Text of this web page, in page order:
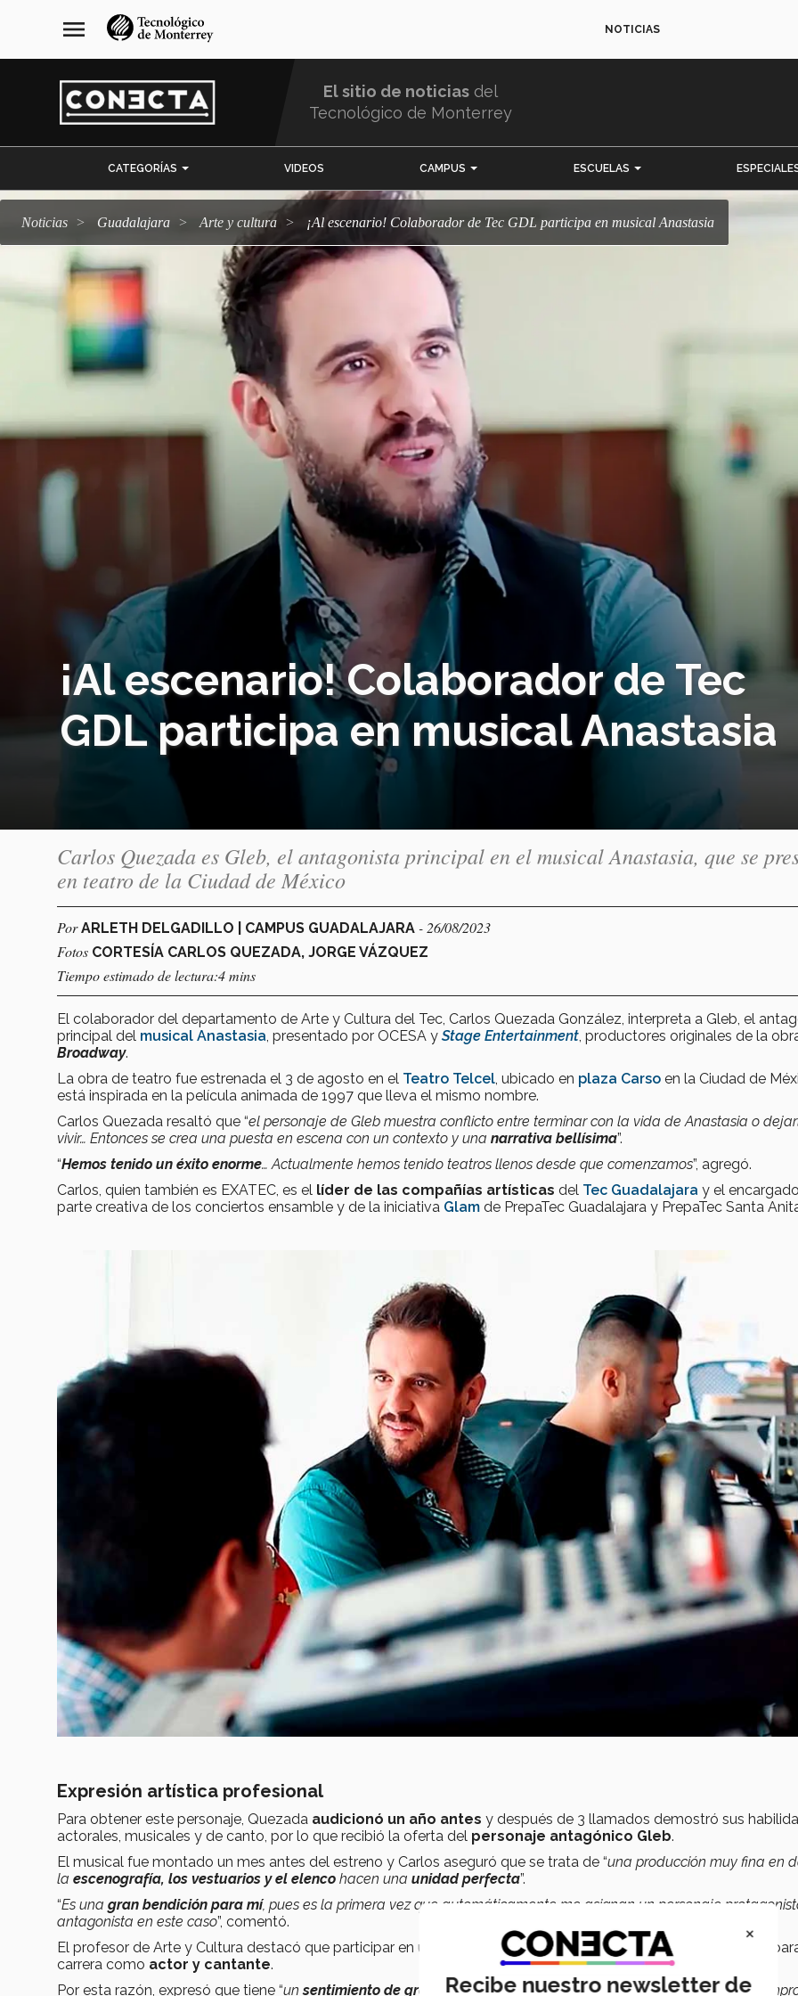
navegación
principal
menu NOTICIAS
El sitio de noticias del
Tecnológico de Monterrey
CATEGORÍAS VIDEOS CAMPUS ESCUELAS
Noticias Guadalajara arte y cultura ¡Al escenario! Colaborador de Tec GDL participa en musical Anastasia
¡Al escenario! Colaborador de Tec
GDL participa en musical Anastasia
Carlos Quezada es Gleb, el antagonista principal en el musical Anastasia, que se
en teatro de la Ciudad de México
PorARLETH DELGADILLO | CAMPUS GUADALAJARA - 26/08/2023
Fotos CORTESÍA CARLOS QUEZADA, JORGE VÁZQUEZ
Tiempo estimado de lectura:4 mins
El colaborador del departamento de Arte y Cultura del Tec, Carlos Quezada González, interpreta a Gleb, el
principal del musical Anastasia , presentado por OCESA y Stage Entertainment , productores originales de la
Broadway.
La obra de teatro fue estrenada el 3 de agosto en el Teatro Telcel , ubicado en plaza Carso en la Ciudad de
está inspirada en la película animada de 1997 que lleva el mismo nombre.
Carlos Quezada resaltó que “el personaje de Gleb muestra conflicto entre terminar con la vida de Anastasia o
vivir… Entonces se crea una puesta en escena con un contexto y una narrativa bellísima”.
“Hemos tenido un éxito enorme… Actualmente hemos tenido teatros llenos desde que comenzamos”, agregó.
Carlos, quien también es EXATEC, es el líder de las compañías artísticas del Tec Guadalajara y el
parte creativa de los conciertos ensamble y de la iniciativa Glam de PrepaTec Guadalajara y PrepaTec Santa
Expresión artística profesional
Para obtener este personaje, Quezada audicionó un año antes y después de 3 llamados demostró sus
actorales, musicales y de canto, por lo que recibió la oferta del personaje antagónico Gleb.
El musical fue montado un mes antes del estreno y Carlos aseguró que se trata de “una producción muy fina en
la escenografía, los vestuarios y el elenco hacen una unidad perfecta”.
“Es una gran bendición para mí, pues es la primera vez que automáticamente me asignan un personaje
antagonista en este caso”, comentó.
El profesor de Arte y Cultura destacó que participar en un
musical de alto nivelen México es un gran logro
carrera como actor y cantante.
Por esta razón, expresó que tiene “unsentimiento de gratitud y mucha felicidad. Pero al mismo tiempo, un
×
Recibe nuestro newsletter de